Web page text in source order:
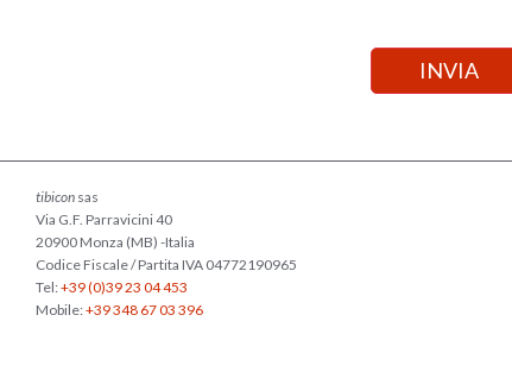
tibiconsas
Via G.F. Parravicini 40
20900 Monza (MB) -Italia
Codice Fiscale / Partita IVA 04772190965
Tel:+39 (0)39 23 04 453
Mobile:+39 348 67 03 396